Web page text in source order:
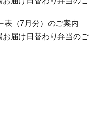
表（7月分）のご案内
お届け日替わり弁当のご